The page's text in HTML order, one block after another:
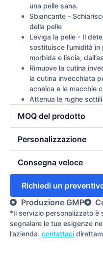
una pelle sana.
Sbiancante -
della pelle
Leviga la pelle - Il
sostituisce l’umidità
morbida e liscia,
Rimuove la cutina
la cutina invecchiata
acneica e le macchie
Attenua le rughe sottili
MOQ del prodotto
Personalizzazione
Consegna veloce
Richiedi un
Produzione GMP
*Il servizio personalizzato è
segnalare le tue esigenze
l’azienda. contattaci